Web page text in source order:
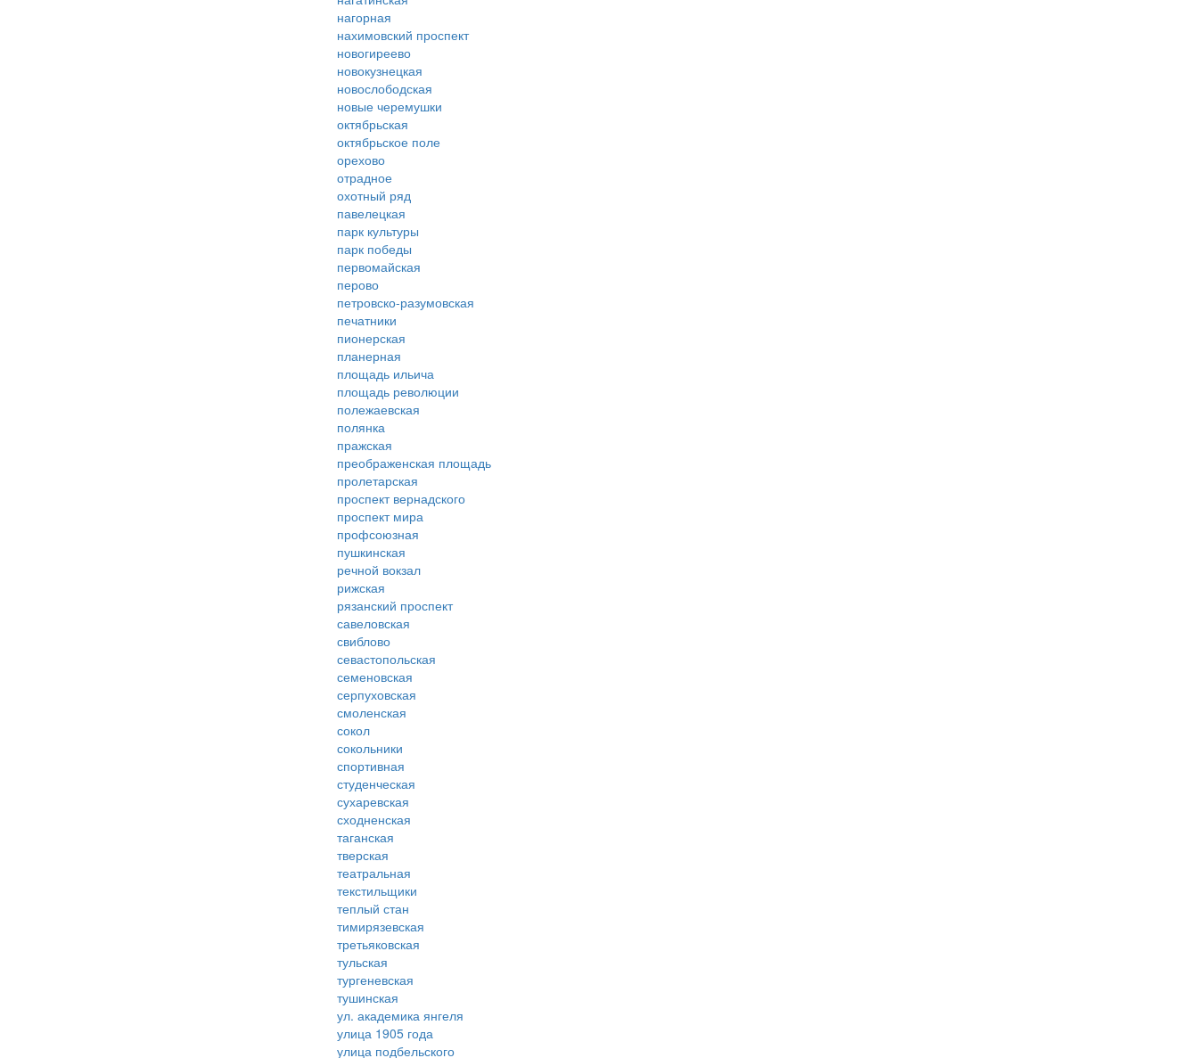
нагорная
нахимовский проспект
новогиреево
новокузнецкая
новослободская
новые черемушки
октябрьская
октябрьское поле
орехово
отрадное
охотный ряд
павелецкая
парк культуры
парк победы
первомайская
перово
петровско-разумовская
печатники
пионерская
планерная
площадь ильича
площадь революции
полежаевская
полянка
пражская
преображенская площадь
пролетарская
проспект вернадского
проспект мира
профсоюзная
пушкинская
речной вокзал
рижская
рязанский проспект
савеловская
свиблово
севастопольская
семеновская
серпуховская
смоленская
сокол
сокольники
спортивная
студенческая
сухаревская
сходненская
таганская
тверская
театральная
текстильщики
теплый стан
тимирязевская
третьяковская
тульская
тургеневская
тушинская
ул. академика янгеля
улица 1905 года
улица подбельского